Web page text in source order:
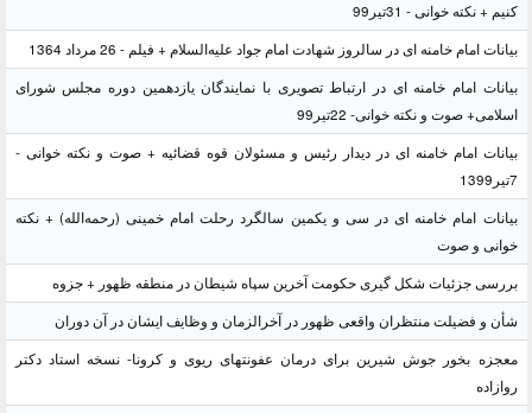
کنیم + نکته خوانی - 31تیر99
بیانات امام خامنه ای در سالروز شهادت امام جواد علیه‌السلام + فیلم - 26 مرداد 1364
بیانات امام خامنه ای در ارتباط تصویری با نمایندگان یازدهمین دوره مجلس شورای
اسلامی+ صوت و نکته خوانی- 22تیر99
بیانات امام خامنه ای در دیدار رئیس و مسئولان قوه قضائیه + صوت و نکته خوانی -
7تیر1399
بیانات امام خامنه ای در سی و یکمین سالگرد رحلت امام خمینی (رحمه‌الله) + نکته
خوانی و صوت
بررسی جزئیات شکل گیری حکومت آخرین سپاه شیطان در منطقه ظهور + جزوه
شأن و فضیلت منتظران واقعی ظهور در آخرالزمان و وظایف ایشان در آن دوران
معجزه بخور جوش شیرین برای درمان عفونتهای ریوی و کرونا- نسخه استاد دکتر
روازاده